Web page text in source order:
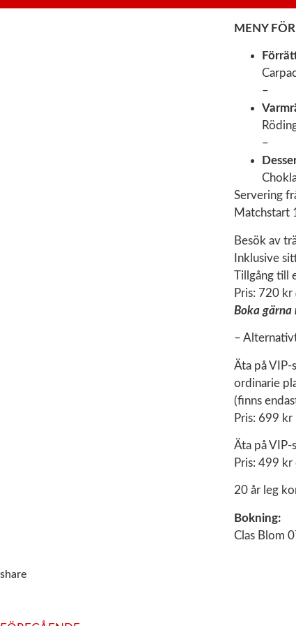
MENY
–
–
Servering
Matchstart
Besök av
Inklusive
Tillgång till
Pris: 720 kr
Boka gärna
–
Äta på VIP-
ordinarie
(finns
Pris: 699 kr
Äta på VIP-
Pris: 499
20 år leg
Bokning:
Clas Blom
share